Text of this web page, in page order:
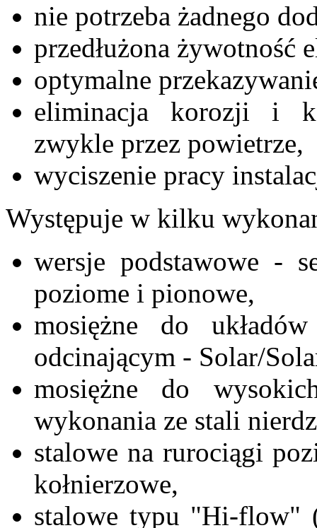
nie potrzeba żadnego
przedłużona żywotność
optymalne
eliminacja korozji i
zwykle przez powietrze,
wyciszenie pracy
Występuje w kilku
wersje podstawowe -
poziome i pionowe,
mosiężne do
odcinającym - Solar/
mosiężne do
wykonania ze stali
stalowe na rurociągi
kołnierzowe,
stalowe typu "Hi-flow"